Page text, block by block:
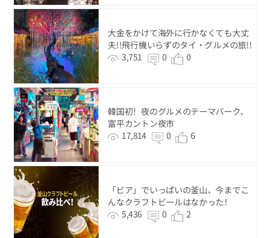
大金をかけて海外に行かなくても大丈
夫!!飛行機いらずのタイ・グルメの旅!!
3,751
0 0
韓国初！夜のグルメのテーマパーク、
富平カントン夜市
17,814
0 6
「ビア」でいっぱいの釜山、今までこ
んなクラフトビールはなかった！
5,436
0 2